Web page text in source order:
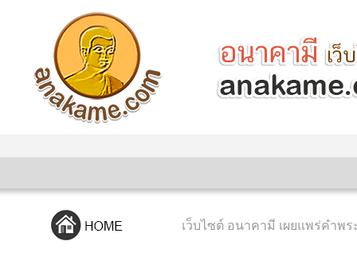
เว็บไซต์ อนาคามี เผยแพร่คำพ